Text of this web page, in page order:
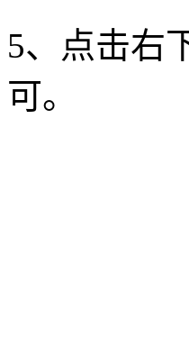
5、点击右
可。